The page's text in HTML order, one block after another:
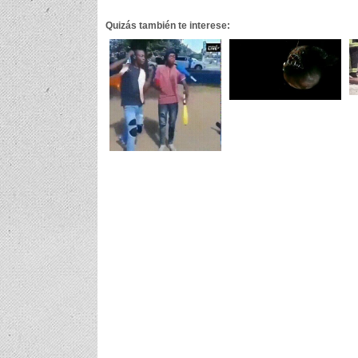
Quizás también te interese: